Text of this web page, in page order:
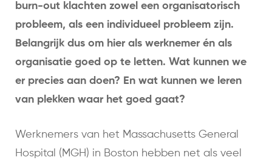
burn-out klachten zowel een organisatorisch
probleem, als een individueel probleem zijn.
Belangrijk dus om hier als werknemer én als
organisatie goed op te letten. Wat kunnen we
er precies aan doen? En wat kunnen we leren
van plekken waar het goed gaat?
Werknemers van het Massachusetts General
Hospital (MGH) in Boston hebben net als veel